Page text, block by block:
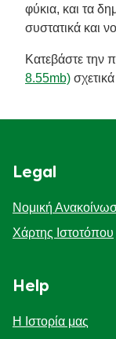
φύκια, και τα
συστατικά και
Κατεβάστε την
8.55mb)
Legal
Νομική
Χάρτης Ιστοτόπου
Help
Η Ιστορία μας